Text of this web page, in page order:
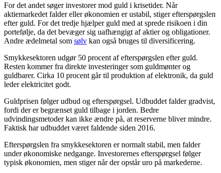
For det andet søger investorer mod guld i krisetider. Når
aktiemarkedet falder eller økonomien er ustabil, stiger efterspørgslen
efter guld. For det tredje hjælper guld med at sprede risikoen i din
portefølje, da det bevæger sig uafhængigt af aktier og obligationer.
Andre ædelmetal som sølv kan også bruges til diversificering.
Smykkesektoren udgør 50 procent af efterspørgslen efter guld.
Resten kommer fra direkte investeringer som guldmønter og
guldbarer. Cirka 10 procent går til produktion af elektronik, da guld
leder elektricitet godt.
Guldprisen følger udbud og efterspørgsel. Udbuddet falder gradvist,
fordi der er begrænset guld tilbage i jorden. Bedre
udvindingsmetoder kan ikke ændre på, at reserverne bliver mindre.
Faktisk har udbuddet været faldende siden 2016.
Efterspørgslen fra smykkesektoren er normalt stabil, men falder
under økonomiske nedgange. Investorernes efterspørgsel følger
typisk økonomien, men stiger når der opstår uro på markederne.